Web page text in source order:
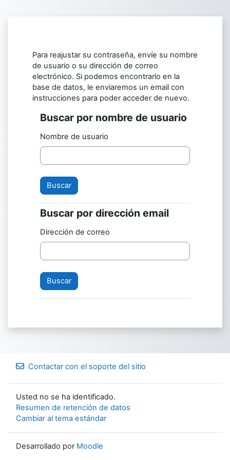
Para reajustar su contraseña, envíe su nombre
de usuario o su dirección de correo
electrónico. Si podemos encontrarlo en la
base de datos, le enviaremos un email con
instrucciones para poder acceder de nuevo.
Buscar por nombre de usuario
Buscar por nombre de usuario
Nombre de usuario
Buscar por dirección email
Buscar por dirección email
Dirección de correo
Contactar con el soporte del sitio
Usted no se ha identificado.
Resumen de retención de datos
Cambiar al tema estándar
Desarrollado por Moodle